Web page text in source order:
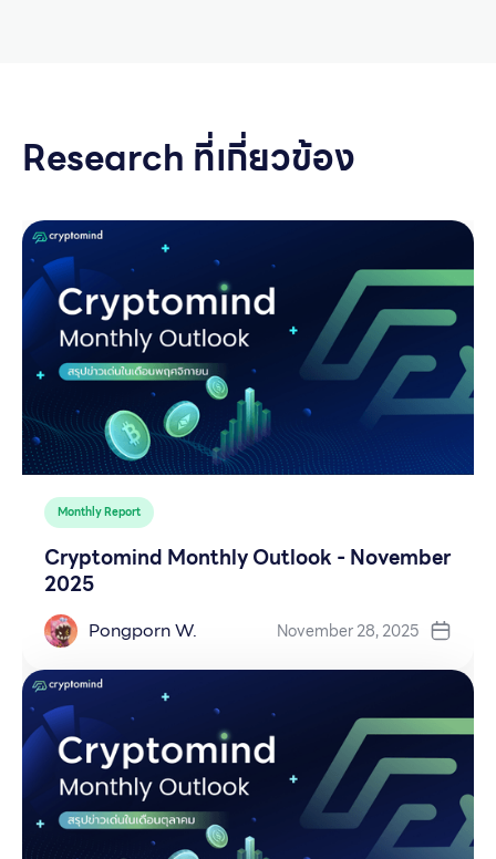
Research ที่เกี่ยวข้อง
Monthly Report
Cryptomind Monthly Outlook - November
2025
Pongporn W. November 28, 2025